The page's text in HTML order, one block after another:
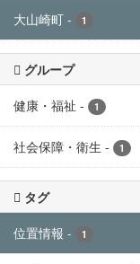
大山崎町 - 1
グループ
健康・福祉 - 1
社会保障・衛生 - 1
タグ
位置情報 - 1